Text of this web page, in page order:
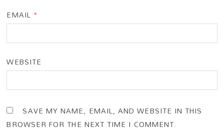
EMAIL *
WEBSITE
SAVE MY NAME, EMAIL, AND WEBSITE IN THIS
BROWSER FOR THE NEXT TIME I COMMENT.